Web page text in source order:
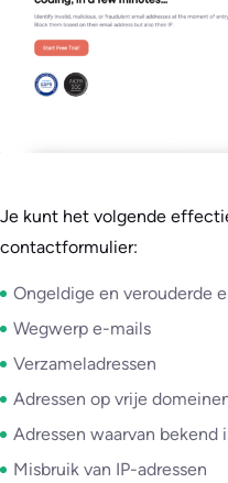
Je kunt het volgende
contactformulier:
Ongeldige en verouderde
Wegwerp e-mails
Verzameladressen
Adressen op vrije
Adressen waarvan bekend
Misbruik van IP-adressen